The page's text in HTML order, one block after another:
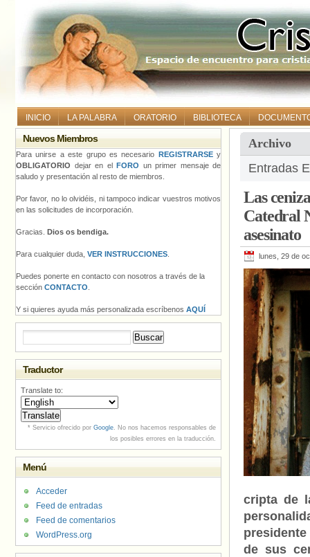
INICIO LA PALABRA ORATORIO BIBLIOTECA
Archivo
Entradas
Las
Catedral
asesinato
lunes, 29 de
cripta de
de sus
Nuevos Miembros
Para unirse a este grupo es necesario REGISTRARSEy
OBLIGATORIO dejar en el FORO un primer mensaje de
saludo y presentación al resto de miembros.
Por favor, no lo olvidéis, ni tampoco indicar vuestros motivos
en las solicitudes de incorporación.
Gracias. Dios os bendiga.
Para cualquier duda, VER INSTRUCCIONES
Puedes ponerte en contacto con nosotros a través de la
sección CONTACTO
Y si quieres ayuda más personalizada escríbenos AQUÍ
Traductor
Translate to:
* Servicio ofrecido por Google. No nos hacemos responsables de
los posibles errores en la traducción.
Menú
Acceder
Feed de entradas
Feed de comentarios
WordPress.org